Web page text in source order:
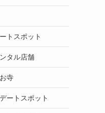
トスポット
タル店舗
寺
ートスポット